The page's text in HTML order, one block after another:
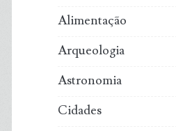
Alimentação
Arqueologia
Astronomia
Cidades